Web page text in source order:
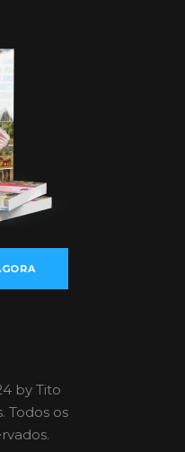
by Tito
Todos os